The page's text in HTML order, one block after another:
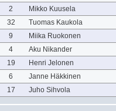
2
Mikko Kuusela
32
Tuomas Kaukola
9
Miika Ruokonen
4
Aku Nikander
19
Henri Jelonen
6
Janne Häkkinen
17 Juho Sihvola